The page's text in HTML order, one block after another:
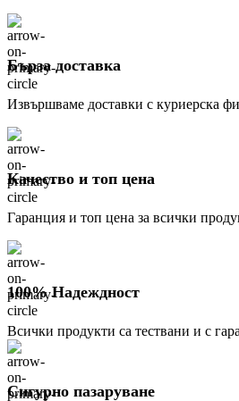
Бърза доставка
Извършваме доставки с куриерска
Качество и топ цена
Гаранция и топ цена за всички
100% Надеждност
Всички продукти са тествани и с
Сигурно пазаруване